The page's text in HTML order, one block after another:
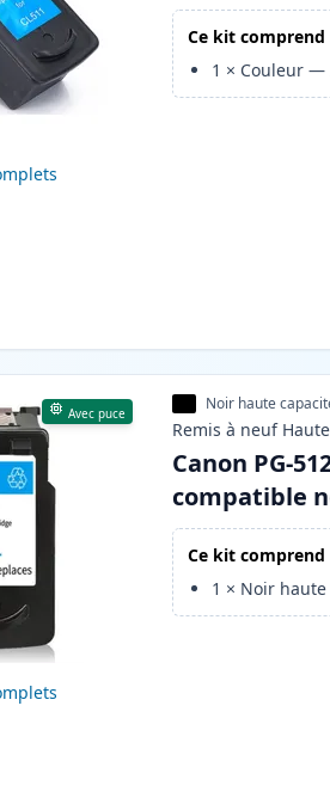
Ce kit comprend
1 × Couleur —
Avec puce Noir haute
Remis à neuf Haute
Canon PG-
compatible
Ce kit comprend
1 × Noir